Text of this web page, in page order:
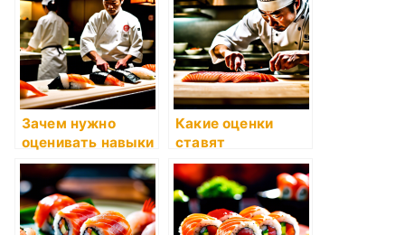
Зачем нужно
оценивать навыки
сушистов и как
это делается?
Какие оценки
ставят
профессиональны
е сушисты друг
другу?